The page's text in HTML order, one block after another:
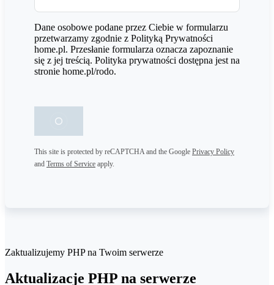
Dane osobowe podane przez Ciebie w formularzu
przetwarzamy zgodnie z Polityką Prywatności
home.pl. Przesłanie formularza oznacza zapoznanie
się z jej treścią. Polityka prywatności dostępna jest na
stronie home.pl/rodo.
This site is protected by reCAPTCHA and the Google Privacy Policy
and Terms of Service apply.
Zaktualizujemy PHP na Twoim serwerze
Aktualizacje PHP na serwerze